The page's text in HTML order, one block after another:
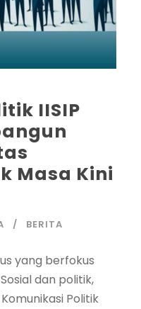
IISIP
Masa Kini
BERITA
yang berfokus
dan politik,
Politik